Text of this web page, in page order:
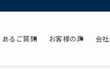
あるご質問 お客様の声 会